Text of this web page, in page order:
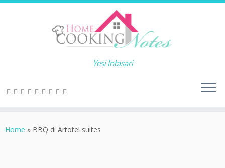
Yesi Intasari
Home » BBQ di Artotel suites